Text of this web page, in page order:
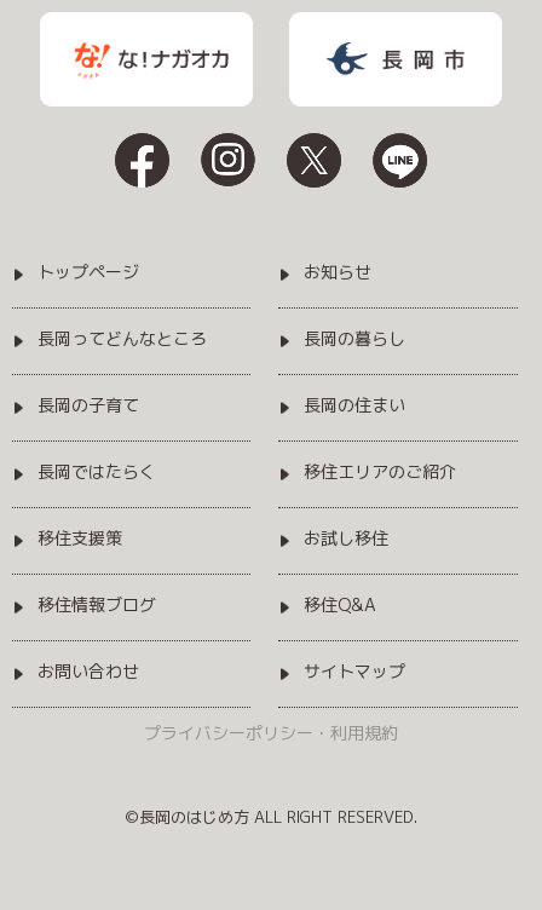
トップページ
長岡ってどんなところ
長岡の子育て
長岡ではたらく
移住支援策
移住情報ブログ
お問い合わせ
お知らせ
長岡の暮らし
長岡の住まい
移住エリアのご紹介
お試し移住
移住Q&A
サイトマップ
プライバシーポリシー・利用規約
©長岡のはじめ方 ALL RIGHT RESERVED.